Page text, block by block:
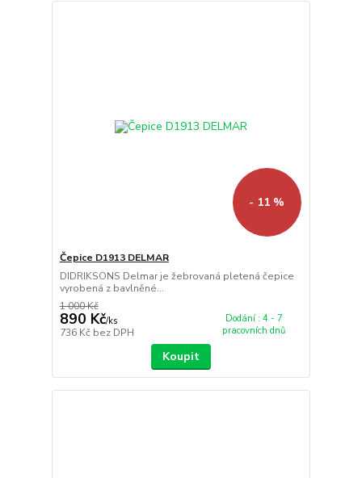
- 11 %
Čepice D1913 DELMAR
DIDRIKSONS Delmar je žebrovaná pletená čepice
vyrobená z bavlněné...
1 000 Kč
890 Kč/ks
736 Kč bez DPH
Dodání : 4 - 7
pracovních dnů
Koupit